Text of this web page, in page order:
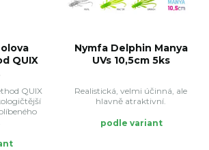
QUIX
QUIX
Nymfa Delphin Manya
UVs 10,5cm 5ks
Realistická, velmi účinná, ale
hlavně atraktivní.
podle variant